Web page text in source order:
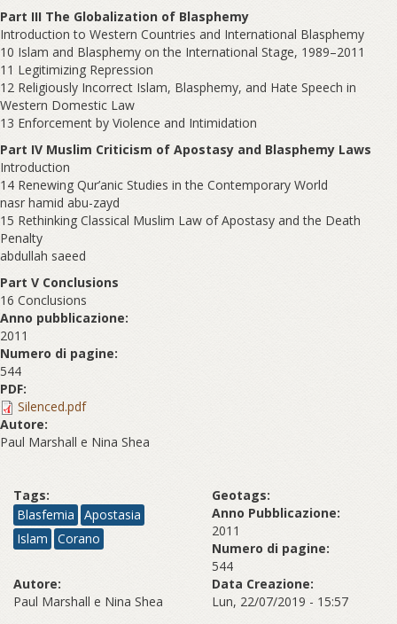
Part III The Globalization of Blasphemy
Introduction to Western Countries and International Blasphemy
10 Islam and Blasphemy on the International Stage, 1989–2011
11 Legitimizing Repression
12 Religiously Incorrect Islam, Blasphemy, and Hate Speech in
Western Domestic Law
13 Enforcement by Violence and Intimidation
Part IV Muslim Criticism of Apostasy and Blasphemy Laws
Introduction
14 Renewing Qur’anic Studies in the Contemporary World
nasr hamid abu-zayd
15 Rethinking Classical Muslim Law of Apostasy and the Death
Penalty
abdullah saeed
Part V Conclusions
16 Conclusions
Anno pubblicazione:
2011
Numero di pagine:
544
PDF:
Silenced.pdf
Autore:
Paul Marshall e Nina Shea
Tags:
Blasfemia
Apostasia
Islam
Corano
Geotags:
Anno Pubblicazione:
2011
Numero di pagine:
544
Autore:
Paul Marshall e Nina Shea
Data Creazione:
Lun, 22/07/2019 - 15:57